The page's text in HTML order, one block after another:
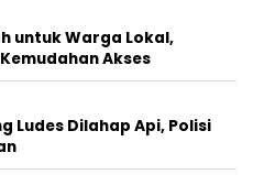
untuk Warga Lokal,
Akses
Ludes Dilahap Api, Polisi